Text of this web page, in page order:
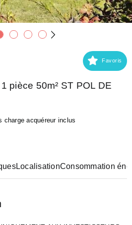
Favoris
pièce 50m² ST POL DE
charge acquéreur inclus
LocalisationConsommation